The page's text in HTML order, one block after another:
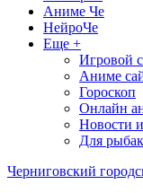
Аниме Че
НейроЧе
Еще +
Игровой
Аниме
Гороскоп
Онлайн
Новости
Для
Черниговский